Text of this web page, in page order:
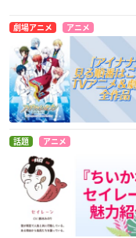
劇場アニメ アニメ
話題 アニメ